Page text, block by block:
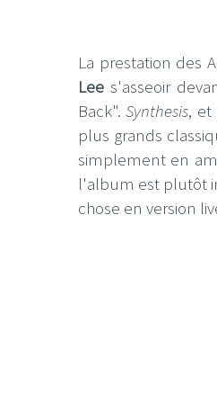
La prestation des
Lee s'asseoir
Back".Synthesis, et
plus grands
simplement en
l'album est plutôt
chose en version